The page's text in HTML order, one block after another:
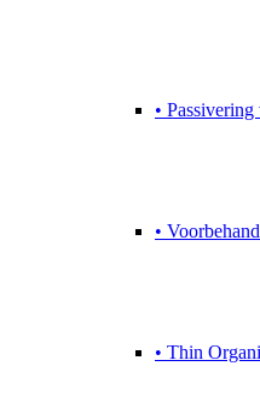
•
•
• Thin